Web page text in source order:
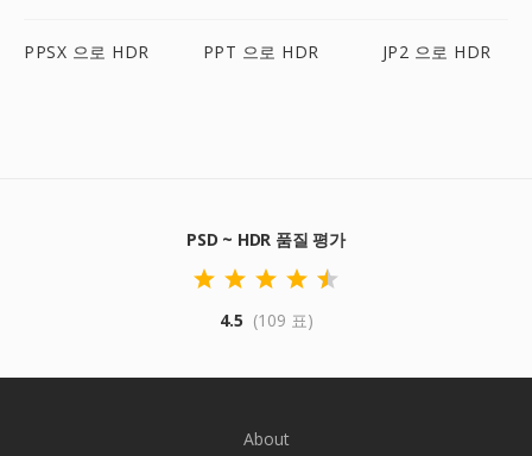
PPSX 으로 HDR PPT 으로 HDR JP2 으로 HDR
PSD ~ HDR 품질 평가
4.5 (109 표)
About